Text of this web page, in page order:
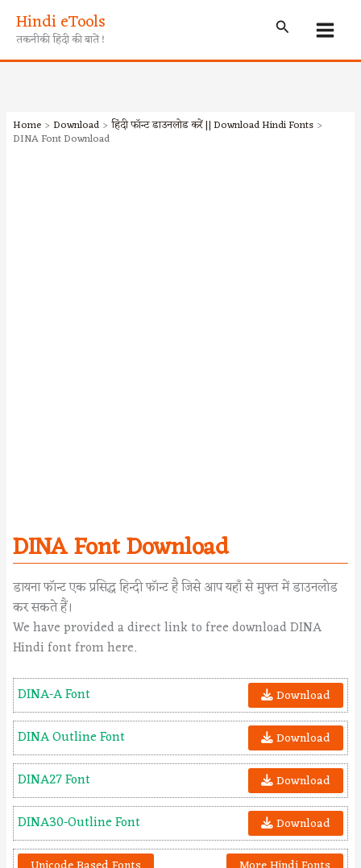
content
Hindi eTools
तकनीकी हिंदी की बातें ! Search
Home Download हिंदी फॉन्ट डाउनलोड करें || Download Hindi Fonts
DINA Font Download
DINA Font Download
डायना फॉन्ट एक प्रसिद्ध हिन्दी फॉन्ट है जिसे आप यहाँ से मुफ्त में डाउनलोड
कर सकते हैं।
We have provided a direct link to free download DINA
Hindi font from here.
DINA-A Font Download
DINA Outline Font Download
DINA27 Font Download
DINA30-Outline Font
Download